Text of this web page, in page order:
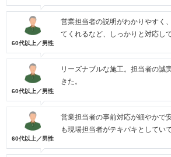
60代以上／男性
営業担当者の説明がわかりやすく
てくれるなど、しっかりと対応し
60代以上／男性
リーズナブルな施工。担当者の誠
きた。
60代以上／男性
営業担当者の事前対応が細やかで
も現場担当者がテキパキとしてい